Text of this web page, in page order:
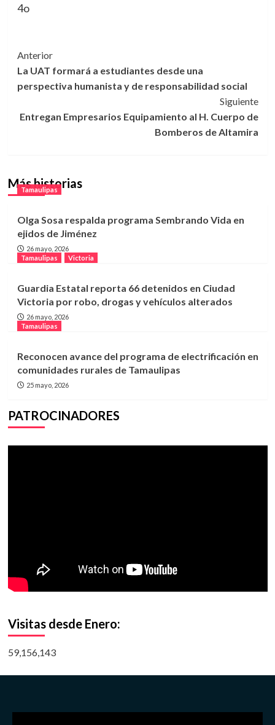
4o
Navegación
de
entradas
Anterior
La UAT formará a estudiantes desde una
perspectiva humanista y de responsabilidad social
Siguiente
Entregan Empresarios Equipamiento al H. Cuerpo de
Bomberos de Altamira
Más historias
Tamaulipas
Olga Sosa respalda programa Sembrando Vida en
ejidos de Jiménez
26 mayo, 2026
Tamaulipas
Victoria
Guardia Estatal reporta 66 detenidos en Ciudad
Victoria por robo, drogas y vehículos alterados
26 mayo, 2026
Tamaulipas
Reconocen avance del programa de electrificación en
comunidades rurales de Tamaulipas
25 mayo, 2026
PATROCINADORES
Visitas desde Enero:
59,156,143